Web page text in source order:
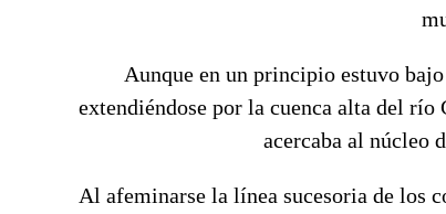
Aunque en un principio estuvo
extendiéndose por la cuenca alta del
acercaba al núcleo
Al afeminarse la línea sucesoria de los